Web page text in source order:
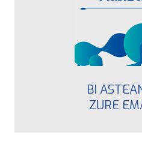
BI
ZURE